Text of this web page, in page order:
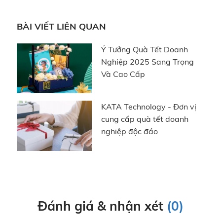
Thể hiện sự trân trọng từ ban lãnh đạo
Chính vì vậy, quà tặng ngày điều dưỡng Việt Nam
cần mang giá trị thực tế, tránh những lựa chọn
mang tính hình thức.
BÀI VIẾT LIÊN QUAN
Ý Tưởng Quà Tết Doanh
Nghiệp 2025 Sang Trọng
Và Cao Cấp
KATA Technology - Đơn vị
cung cấp quà tết doanh
nghiệp độc đáo
Đánh giá & nhận xét (0)